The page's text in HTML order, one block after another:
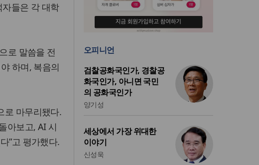
들은 각 대학
로 말씀을 전
하며, 복음의
로 마무리됐다.
아보고, AI 시
”고 평가했다.
오피니언
검찰공화국인가, 경찰공
화국인가, 아니면 국민
의 공화국인가
양기성
세상에서 가장 위대한
이야기
신성욱